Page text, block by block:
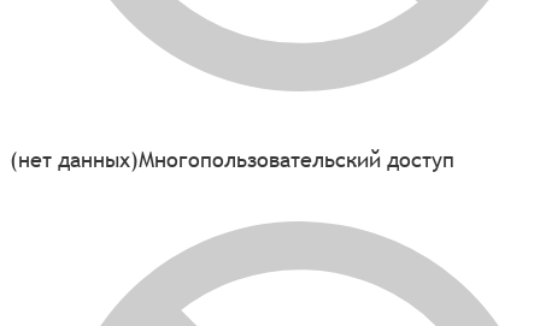
(нет данных)Многопользовательский доступ